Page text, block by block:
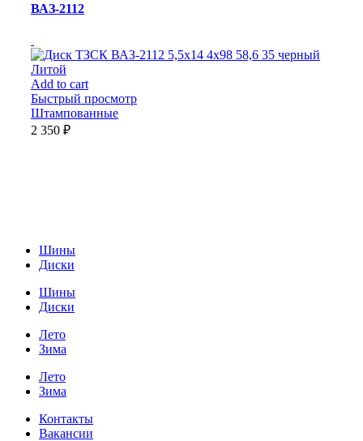
ВАЗ-2112
Литой
Add to cart
Быстрый просмотр
Штампованные
2 350 ₽
Шины
Диски
Шины
Диски
Лето
Зима
Лето
Зима
Контакты
Вакансии